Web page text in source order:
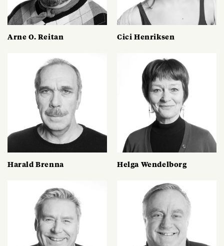
Arne O. Reitan Cici Henriksen
Harald Brenna Helga Wendelborg